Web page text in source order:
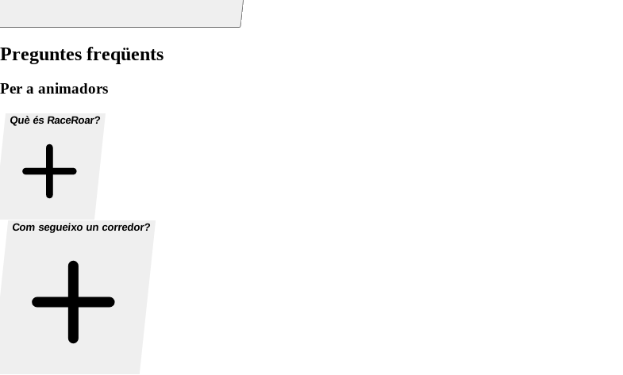
Preguntes freqüents
Per a animadors
Què és RaceRoar?
Com segueixo un corredor?